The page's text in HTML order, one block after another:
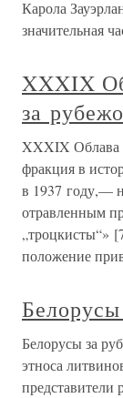
Карола
значительная
XXXIX
за
XXXIX Облава
фракция в
в 1937 году,—
отравленным
„троцкисты“»
положение
Белорусы за
этноса
представители